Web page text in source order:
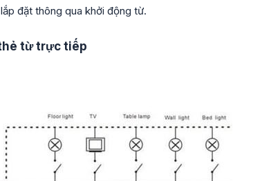
đặt thông qua khởi động từ.
từ trực tiếp